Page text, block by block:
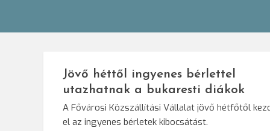
Jövő héttől ingyenes bérlettel
utazhatnak a bukaresti diákok
A Fővárosi Közszállítási Vállalat jövő hétfőtől
el az ingyenes bérletek kibocsátást.